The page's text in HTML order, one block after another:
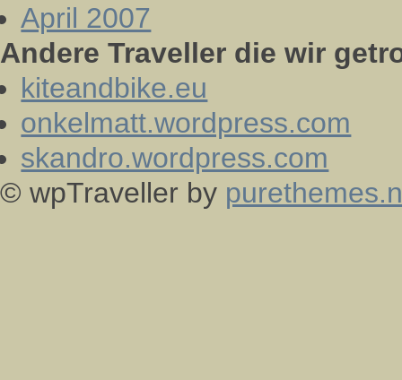
April 2007
Andere Traveller die wir
kiteandbike.eu
onkelmatt.wordpress.com
skandro.wordpress.com
© wpTraveller by